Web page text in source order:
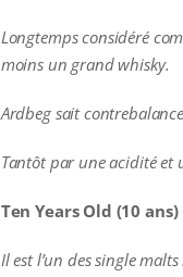
Longtemps considéré
moins un grand whisky.
Ardbeg sait
Tantôt par une acidité et
Ten Years Old (10
Il estl’un des single